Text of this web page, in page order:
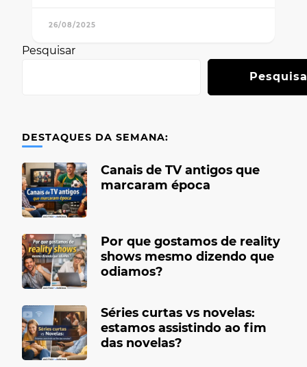
26/08/2025
Pesquisar
DESTAQUES DA SEMANA:
Canais de TV antigos que
marcaram época
Por que gostamos de reality
shows mesmo dizendo que
odiamos?
Séries curtas vs novelas:
estamos assistindo ao fim
das novelas?